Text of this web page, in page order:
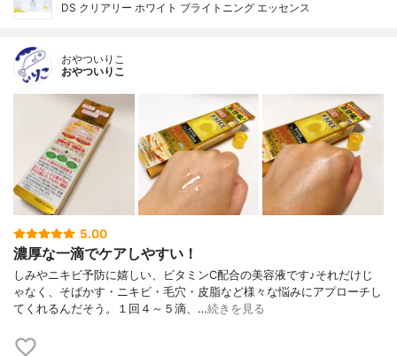
DS クリアリー ホワイト ブライトニング エッセンス
おやついりこ
おやついりこ
5.00
濃厚な一滴でケアしやすい！
しみやニキビ予防に嬉しい、ビタミンC配合の美容液です♪それだけじ
ゃなく、そばかす・ニキビ・毛穴・皮脂など様々な悩みにアプローチし
てくれるんだそう。１回４～５滴、…続きを見る